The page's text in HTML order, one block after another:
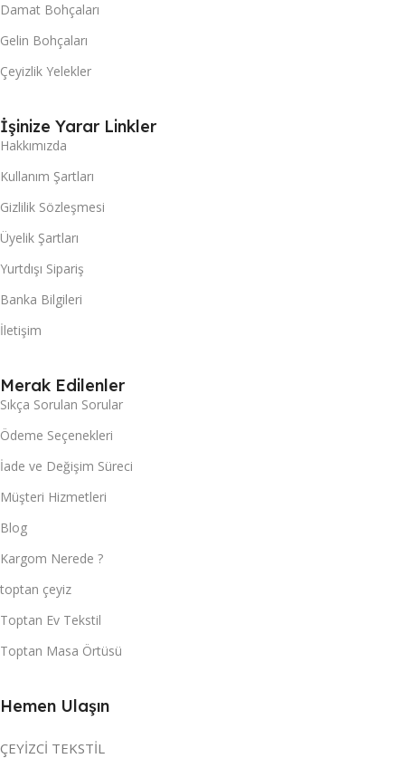
Damat Bohçaları
Gelin Bohçaları
Çeyizlik Yelekler
İşinize Yarar Linkler
Hakkımızda
Kullanım Şartları
Gizlilik Sözleşmesi
Üyelik Şartları
Yurtdışı Sipariş
Banka Bilgileri
İletişim
Merak Edilenler
Sıkça Sorulan Sorular
Ödeme Seçenekleri
İade ve Değişim Süreci
Müşteri Hizmetleri
Blog
Kargom Nerede ?
toptan çeyiz
Toptan Ev Tekstil
Toptan Masa Örtüsü
Hemen Ulaşın
ÇEYİZCİ TEKSTİL